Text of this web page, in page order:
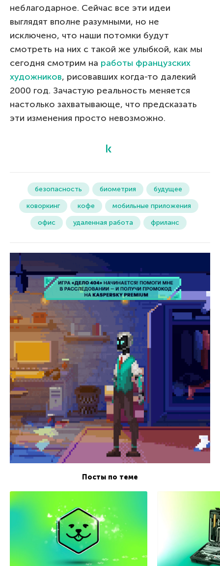
неблагодарное. Сейчас все эти идеи
выглядят вполне разумными, но не
исключено, что наши потомки будут
смотреть на них с такой же улыбкой, как мы
сегодня смотрим на работы французских
художников, рисовавших когда-то далекий
2000 год. Зачастую реальность меняется
настолько захватывающе, что предсказать
эти изменения просто невозможно.
безопасность биометрия
будущее
коворкинг
кофе
мобильные приложения
офис
удаленная работа фриланс
Посты по теме